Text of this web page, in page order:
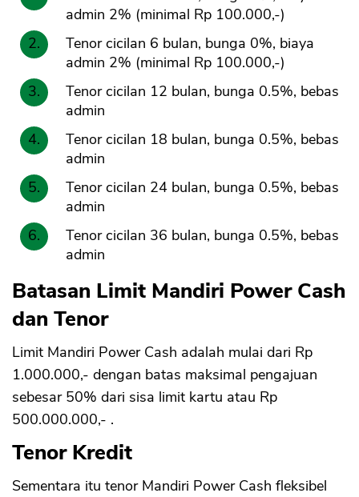
admin 2% (minimal Rp 100.000,-)
Tenor cicilan 6 bulan, bunga 0%, biaya
admin 2% (minimal Rp 100.000,-)
Tenor cicilan 12 bulan, bunga 0.5%, bebas
admin
Tenor cicilan 18 bulan, bunga 0.5%, bebas
admin
Tenor cicilan 24 bulan, bunga 0.5%, bebas
admin
Tenor cicilan 36 bulan, bunga 0.5%, bebas
admin
Batasan Limit Mandiri Power Cash
dan Tenor
Limit Mandiri Power Cash adalah mulai dari Rp
1.000.000,- dengan batas maksimal pengajuan
sebesar 50% dari sisa limit kartu atau Rp
500.000.000,- .
Tenor Kredit
Sementara itu tenor Mandiri Power Cash fleksibel